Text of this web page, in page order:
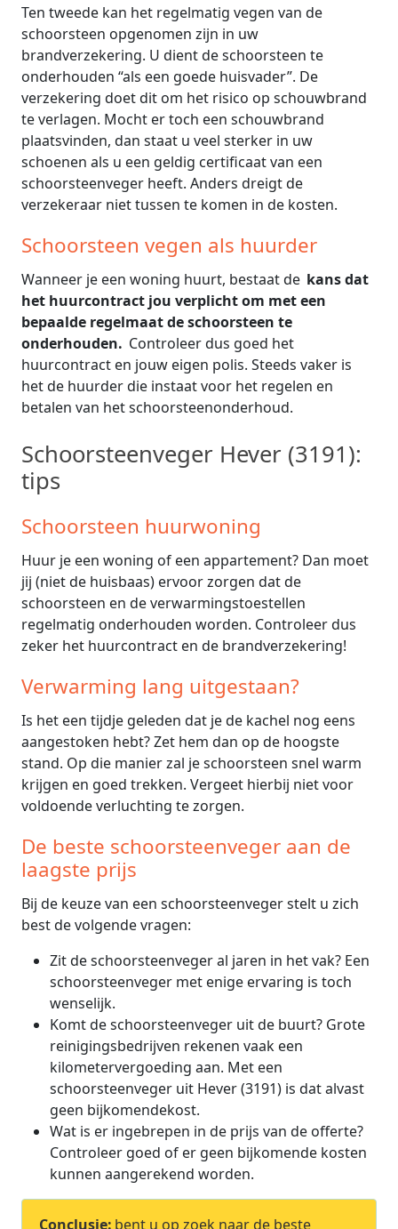
Ten tweede kan het regelmatig vegen van de
schoorsteen opgenomen zijn in uw
brandverzekering. U dient de schoorsteen te
onderhouden “als een goede huisvader”. De
verzekering doet dit om het risico op schouwbrand
te verlagen. Mocht er toch een schouwbrand
plaatsvinden, dan staat u veel sterker in uw
schoenen als u een geldig certificaat van een
schoorsteenveger heeft. Anders dreigt de
verzekeraar niet tussen te komen in de kosten.
Schoorsteen vegen als huurder
Wanneer je een woning huurt, bestaat de kans dat
het huurcontract jou verplicht om met een
bepaalde regelmaat de schoorsteen te
onderhouden. Controleer dus goed het
huurcontract en jouw eigen polis. Steeds vaker is
het de huurder die instaat voor het regelen en
betalen van het schoorsteenonderhoud.
Schoorsteenveger Hever (3191):
tips
Schoorsteen huurwoning
Huur je een woning of een appartement? Dan moet
jij (niet de huisbaas) ervoor zorgen dat de
schoorsteen en de verwarmingstoestellen
regelmatig onderhouden worden. Controleer dus
zeker het huurcontract en de brandverzekering!
Verwarming lang uitgestaan?
Is het een tijdje geleden dat je de kachel nog eens
aangestoken hebt? Zet hem dan op de hoogste
stand. Op die manier zal je schoorsteen snel warm
krijgen en goed trekken. Vergeet hierbij niet voor
voldoende verluchting te zorgen.
De beste schoorsteenveger aan de
laagste prijs
Bij de keuze van een schoorsteenveger stelt u zich
best de volgende vragen:
Zit de schoorsteenveger al jaren in het vak? Een
schoorsteenveger met enige ervaring is toch
wenselijk.
Komt de schoorsteenveger uit de buurt? Grote
reinigingsbedrijven rekenen vaak een
kilometervergoeding aan. Met een
schoorsteenveger uit Hever (3191) is dat alvast
geen bijkomendekost.
Wat is er ingebrepen in de prijs van de offerte?
Controleer goed of er geen bijkomende kosten
kunnen aangerekend worden.
Conclusie: bent u op zoek naar de beste